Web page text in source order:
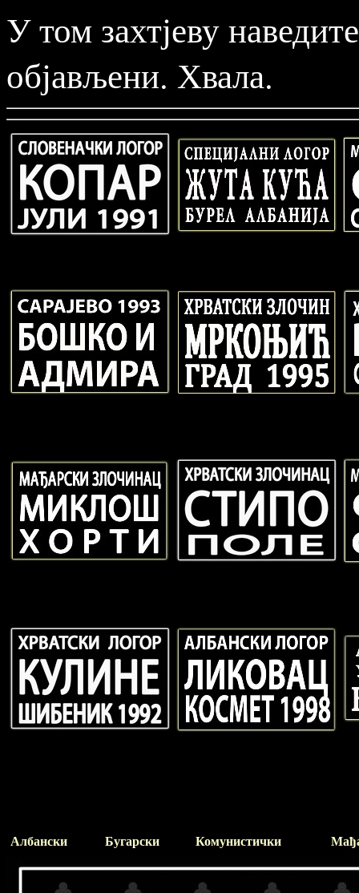
У том захтјеву
објављени. Хвала.
Албански Бугарски Комунистички